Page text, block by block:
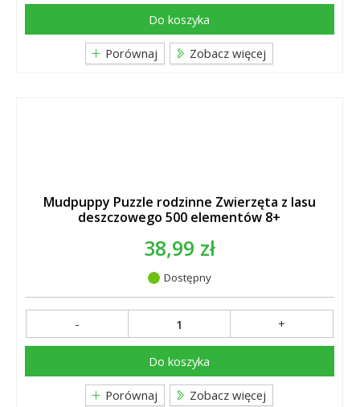
Do koszyka
Porównaj Zobacz więcej
Mudpuppy Puzzle rodzinne Zwierzęta z lasu
deszczowego 500 elementów 8+
38,99 zł
Dostępny
- +
Do koszyka
Porównaj Zobacz więcej